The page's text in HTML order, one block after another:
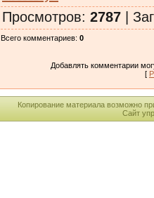
Просмотров: 2787 |
Всего комментариев: 0
Добавлять комментарии
[
Копирование материала возможно
Сайт